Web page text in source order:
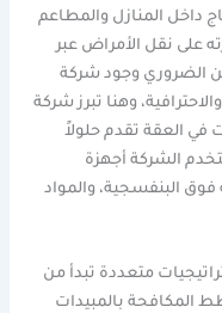
داخل المنازل والمطاعم
على نقل الأمراض عبر
الضروري وجود شركة
وهنا تبرز شركة
العقة تقدم حلولاً
الشركة أجهزة
البنفسجية، والمواد
متعددة تبدأ من
المكافحة بالمبيدات